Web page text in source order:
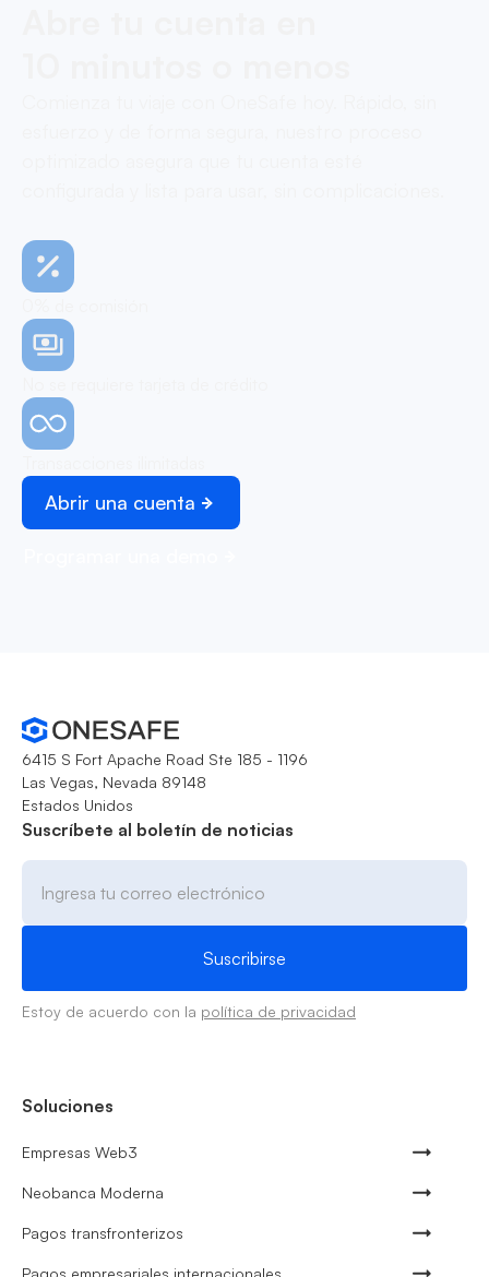
Abrir una cuenta
6415 S Fort Apache Road Ste 185 - 1196
Las Vegas, Nevada 89148
Estados Unidos
Suscríbete al boletín de noticias
Estoy de acuerdo con la política de privacidad
Soluciones
Empresas Web3
Neobanca Moderna
Pagos transfronterizos